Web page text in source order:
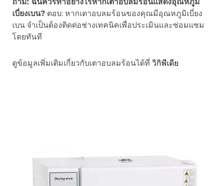
เบี่ยงเบน? ตอบ: หากเตาอบลมร้อนของคุณมีอุณหภูมิเบี่ยง
เบน จำเป็นต้องติดต่อช่างเทคนิคเพื่อประเมินและซ่อมแซม
โดยทันที
ดูข้อมูลเพิ่มเติมเกี่ยวกับเตาอบลมร้อนได้ที่ วิกิพีเดีย